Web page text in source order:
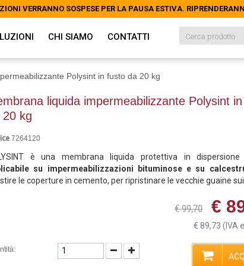
VERRANNO SOSPESE PER LA PAUSA ESTIVA.
CHI SIAMO CONTATTI
Polysint in fusto da 20 kg
liquida impermeabilizzante Polysint
20 kg
7264120
è una membrana liquida protettiva in dispersione
su impermeabilizzazioni bituminose e su
le coperture in cemento, per ripristinare le vecchie guaine
€
€ 99,70
€ 89,73 (IVA
VERRANNO SOSPESE PER LA PAUSA ESTIVA.